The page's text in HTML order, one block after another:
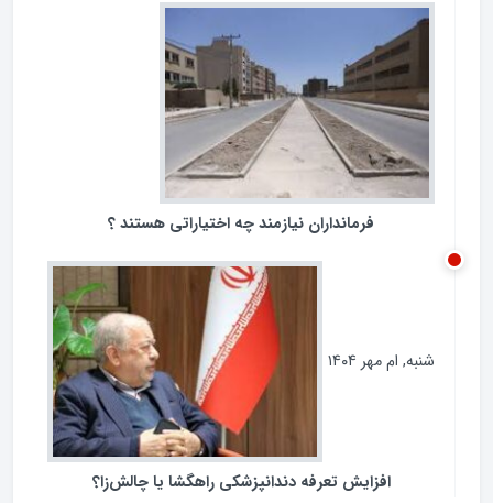
ردپای مجلس در مبارزه با فساد
سه‌شنبه, ام آبان ۱۴۰۴
فرمانداران نیازمند چه اختیاراتی هستند ؟